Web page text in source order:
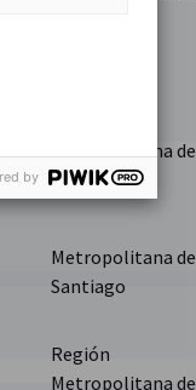
Metropolitana de
Santiago
Metropolitana de
Santiago
Región
Metropolitana de
by